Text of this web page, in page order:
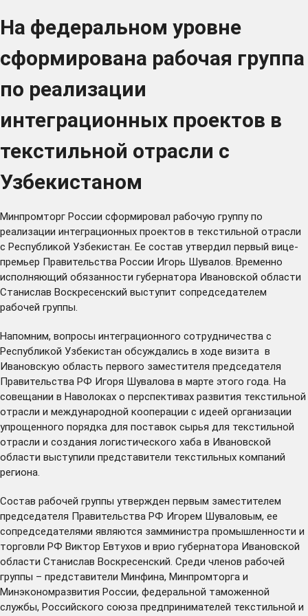
На федеральном уровне
сформирована рабочая группа
по реализации
интеграционных проектов в
текстильной отрасли с
Узбекистаном
Минпромторг России сформировал рабочую группу по
реализации интеграционных проектов в текстильной отрасли
с Республикой Узбекистан. Ее состав утвердил первый вице-
премьер Правительства России Игорь Шувалов. Временно
исполняющий обязанности губернатора Ивановской области
Станислав Воскресенский выступит сопредседателем
рабочей группы.
Напомним, вопросы интеграционного сотрудничества с
Республикой Узбекистан обсуждались в ходе визита в
Ивановскую область первого заместителя председателя
Правительства РФ Игоря Шувалова в марте этого года. На
совещании в Наволоках о перспективах развития текстильной
отрасли и международной кооперации с идеей организации
упрощенного порядка для поставок сырья для текстильной
отрасли и создания логистического хаба в Ивановской
области выступили представители текстильных компаний
региона.
Состав рабочей группы утвержден первым заместителем
председателя Правительства РФ Игорем Шуваловым, ее
сопредседателями являются замминистра промышленности и
торговли РФ Виктор Евтухов и врио губернатора Ивановской
области Станислав Воскресенский. Среди членов рабочей
группы – представители Минфина, Минпромторга и
Минэкономразвития России, федеральной таможенной
службы, Российского союза предпринимателей текстильной и